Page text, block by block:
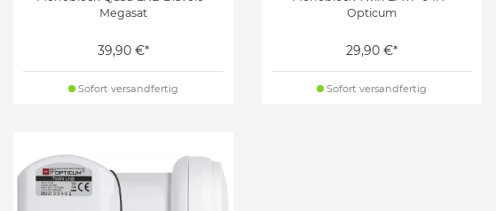
Megasat
39,90 €*
Sofort versandfertig
Opticum
29,90 €*
Sofort versandfertig